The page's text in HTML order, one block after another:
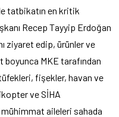
tatbikatın en kritik
Recep Tayyip Erdoğan
ziyaret edip, ürünler ve
boyunca MKE tarafından
fişekler, havan ve
ve SİHA
aileleri sahada